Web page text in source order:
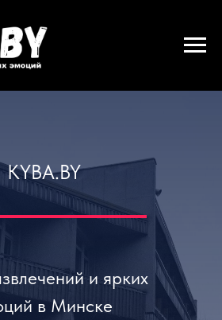
KYBA.BY
и ярких
в Минске